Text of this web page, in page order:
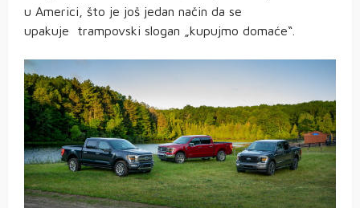
u Americi, što je još jedan način da se
upakuje trampovski slogan „kupujmo domaće“.